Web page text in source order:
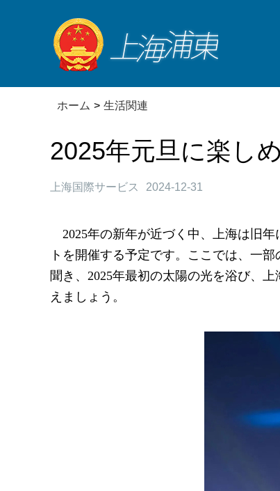
ホーム > 生活関連
2025年元旦に楽し
上海国際サービス 2024-12-31
2025年の新年が近づく中、上海は旧
トを開催する予定です。ここでは、一
聞き、2025年最初の太陽の光を浴び、
えましょう。